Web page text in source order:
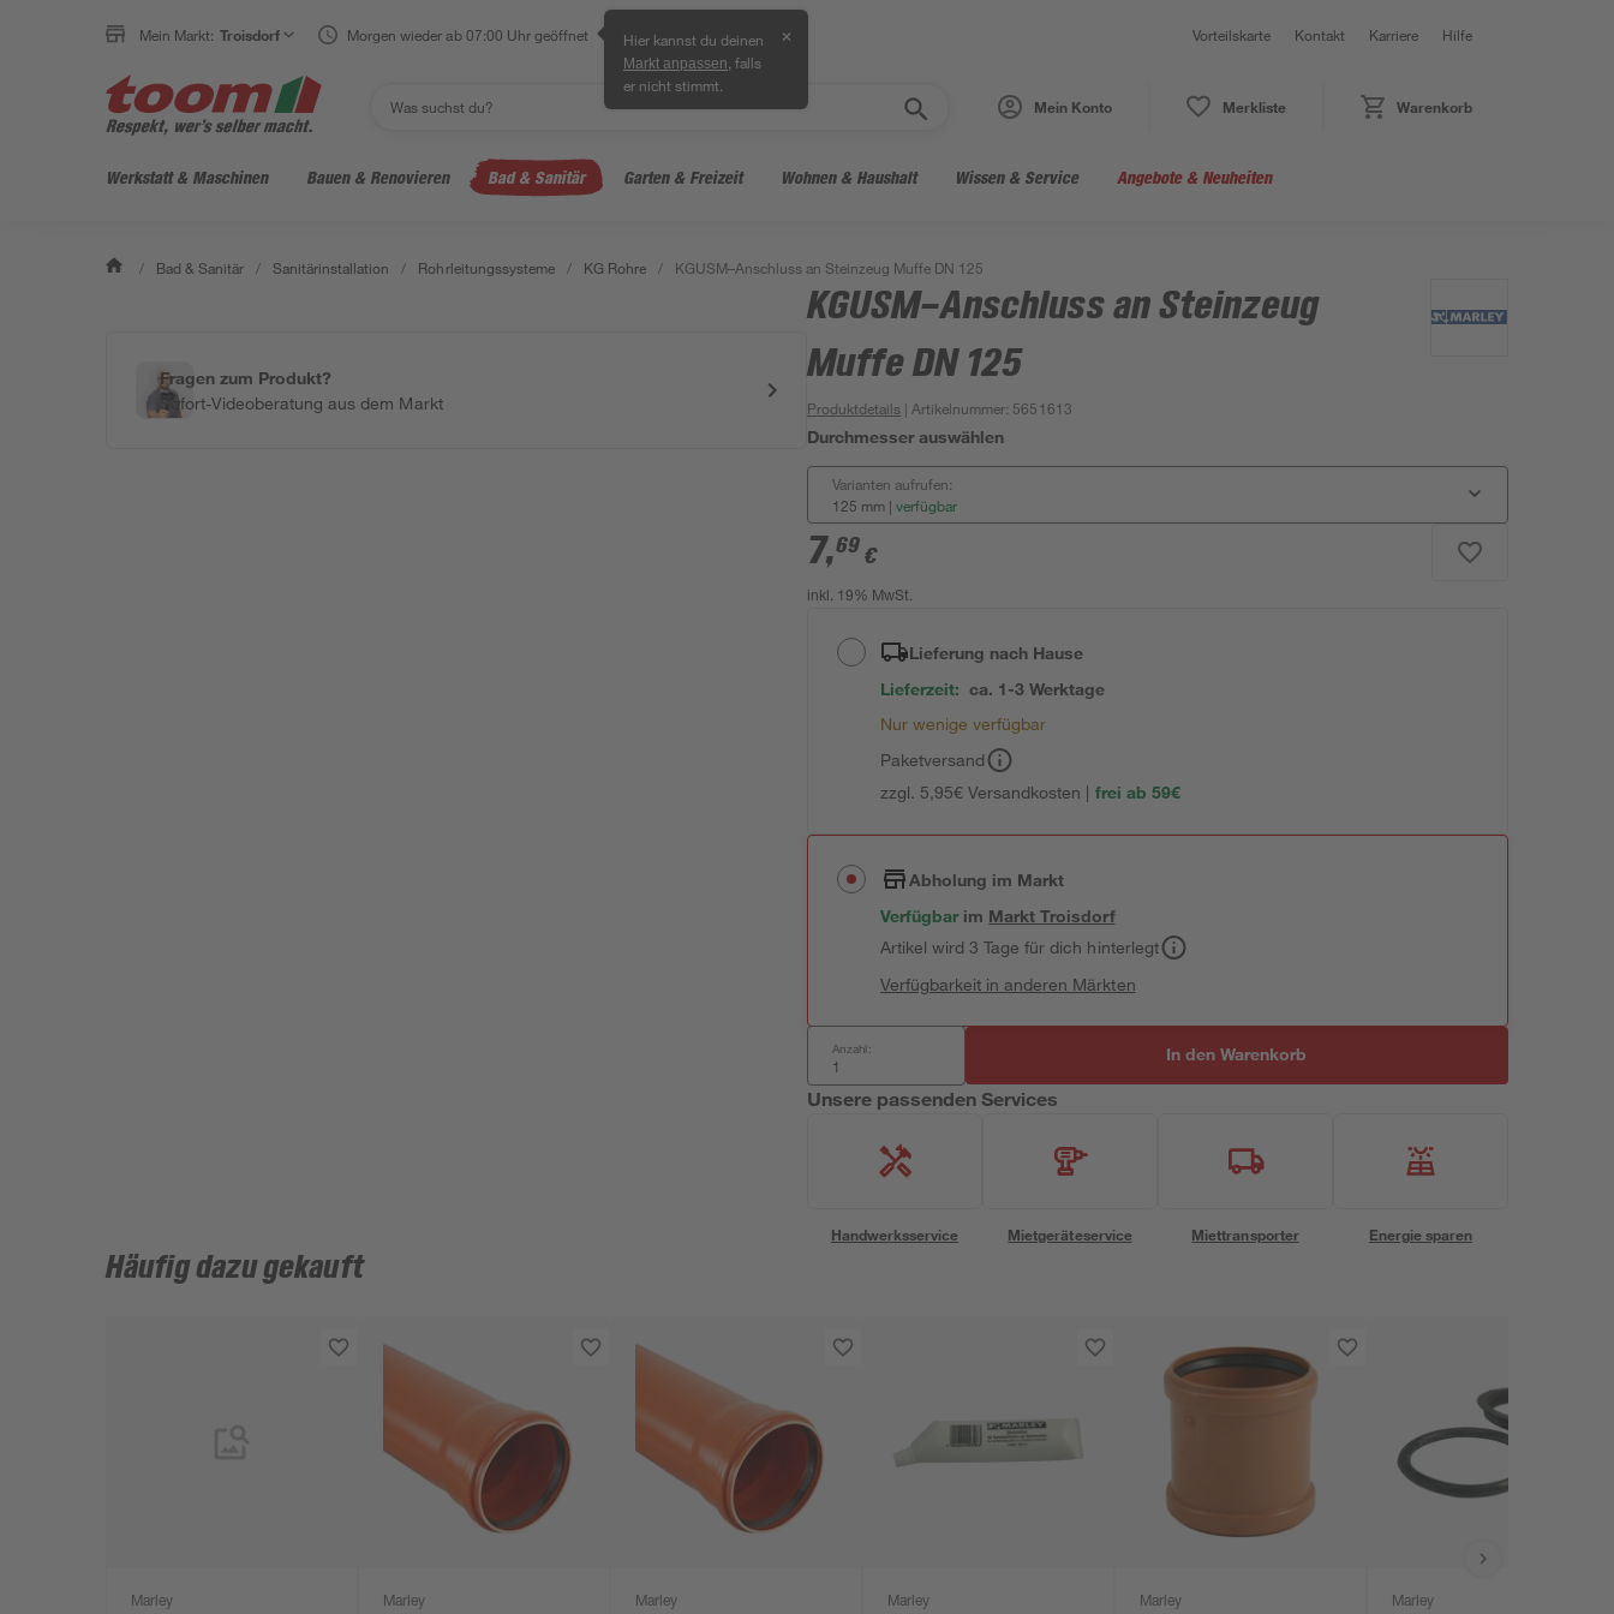
Mein Markt: Troisdorf Morgen wieder ab 07:00 Uhr geöffnet Hier kannst du deinen
Markt anpassen , falls
er nicht stimmt.
✕ Vorteilskarte Kontakt Karriere Hilfe
Mein Konto Merkliste Warenkorb
Werkstatt & Maschinen Bauen & Renovieren Bad & Sanitär Garten & Freizeit Wohnen & Haushalt Wissen & Service Angebote & Neuheiten
/ Bad & Sanitär / Sanitärinstallation / Rohrleitungssysteme / KG Rohre / KGUSM–Anschluss an Steinzeug Muffe DN 125
Fragen zum Produkt?
Sofort-Videoberatung aus dem Markt
KGUSM–Anschluss an Steinzeug
Muffe DN 125
Produktdetails | Artikelnummer: 5651613
Durchmesser auswählen
Varianten aufrufen:
125 mm | verfügbar
7,69 €
inkl. 19% MwSt.
Lieferung nach Hause
Lieferzeit: ca. 1-3 Werktage
Nur wenige verfügbar
Paketversand
zzgl. 5,95€ Versandkosten | frei ab 59€
Abholung im Markt
Verfügbar im MarktTroisdorf
Artikel wird 3 Tage für dich hinterlegt
Verfügbarkeit in anderen Märkten
Anzahl: In den Warenkorb
Unsere passenden Services
Handwerksservice Mietgeräteservice Miettransporter Energie sparen
Häufig dazu gekauft
Marley Marley Marley Marley Marley Marley